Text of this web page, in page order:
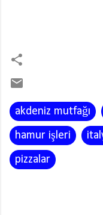
akdeniz mutfağı
hamur işleri
pizzalar